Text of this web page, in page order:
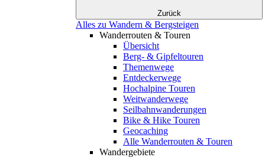
Zurück
Alles zu Wandern & Bergsteigen
Wanderrouten & Touren
Übersicht
Berg- & Gipfeltouren
Themenwege
Entdeckerwege
Hochalpine Touren
Weitwanderwege
Seilbahnwanderungen
Bike & Hike Touren
Geocaching
Alle Wanderrouten & Touren
Wandergebiete